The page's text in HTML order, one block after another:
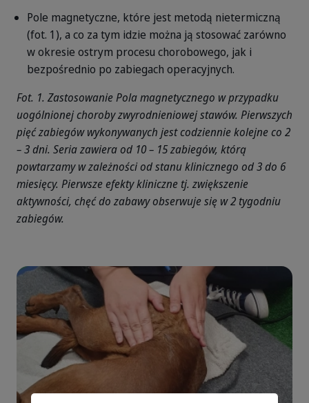
Pole magnetyczne, które jest metodą nietermiczną
(fot. 1), a co za tym idzie można ją stosować zarówno
w okresie ostrym procesu chorobowego, jak i
bezpośrednio po zabiegach operacyjnych.
Fot. 1. Zastosowanie Pola magnetycznego w przypadku
uogólnionej choroby zwyrodnieniowej stawów. Pierwszych
pięć zabiegów wykonywanych jest codziennie kolejne co 2
– 3 dni. Seria zawiera od 10 – 15 zabiegów, którą
powtarzamy w zależności od stanu klinicznego od 3 do 6
miesięcy. Pierwsze efekty kliniczne tj. zwiększenie
aktywności, chęć do zabawy obserwuje się w 2 tygodniu
zabiegów.